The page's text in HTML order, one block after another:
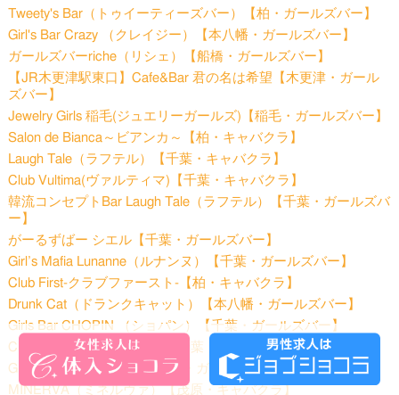
Tweety's Bar（トゥイーティーズバー）【柏・ガールズバー】
Girl's Bar Crazy （クレイジー）【本八幡・ガールズバー】
ガールズバーriche（リシェ）【船橋・ガールズバー】
【JR木更津駅東口】Cafe&Bar 君の名は希望【木更津・ガール
ズバー】
Jewelry Girls 稲毛(ジュエリーガールズ)【稲毛・ガールズバー】
Salon de Bianca～ビアンカ～【柏・キャバクラ】
Laugh Tale（ラフテル）【千葉・キャバクラ】
Club Vultima(ヴァルティマ)【千葉・キャバクラ】
韓流コンセプトBar Laugh Tale（ラフテル）【千葉・ガールズバ
ー】
がーるずばー シエル【千葉・ガールズバー】
Girl’s Mafia Lunanne（ルナンヌ）【千葉・ガールズバー】
Club First-クラブファースト-【柏・キャバクラ】
Drunk Cat（ドランクキャット）【本八幡・ガールズバー】
Girls Bar CHOPIN （ショパン）【千葉・ガールズバー】
Club Carat（キャラット）【千葉・キャバクラ】
Girls Bar BAN（バン）【五井・ガールズバー】
MINERVA（ミネルヴァ）【茂原・キャバクラ】